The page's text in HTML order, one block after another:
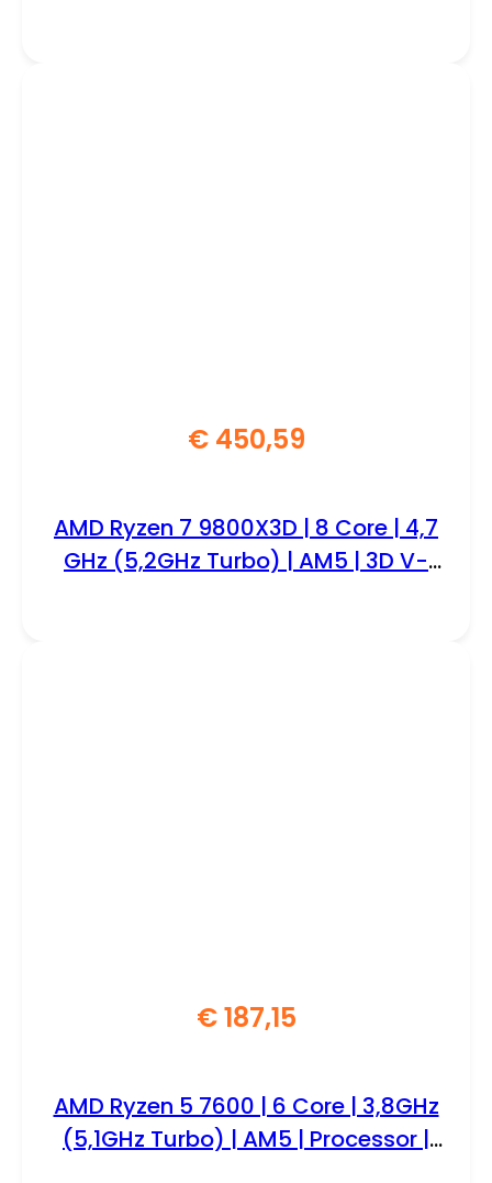
€450,59
AMD Ryzen 7 9800X3D | 8 Core | 4,7
GHz (5,2GHz Turbo) | AM5 | 3D V-
€187,15
AMD Ryzen 5 7600 | 6 Core | 3,8GHz
(5,1GHz Turbo) | AM5 | Processor |